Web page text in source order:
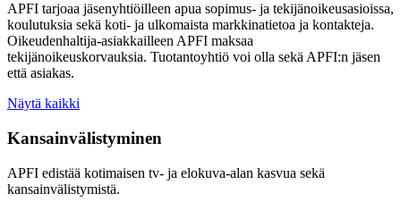
APFI tarjoaa jäsenyhtiöilleen apua sopimus- ja tekijänoikeusasioissa,
koulutuksia sekä koti- ja ulkomaista markkinatietoa ja kontakteja.
Oikeudenhaltija-asiakkailleen APFI maksaa
tekijänoikeuskorvauksia. Tuotantoyhtiö voi olla sekä APFI:n jäsen
että asiakas.
Näytä kaikki
Kansainvälistyminen
APFI edistää kotimaisen tv- ja elokuva-alan kasvua sekä
kansainvälistymistä.